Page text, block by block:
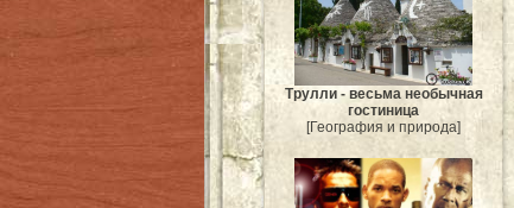
Трулли - весьма необычная
гостиница
[География и природа]